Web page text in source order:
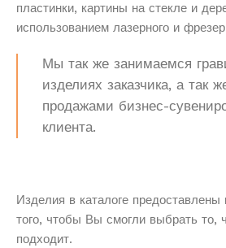
пластинки, картины на стекле и
использованием лазерного и
Мы так же занимаемся
изделиях заказчика, а так
продажами бизнес-
клиента.
Изделия в каталоге
того, чтобы Вы смогли выбрать то,
подходит.